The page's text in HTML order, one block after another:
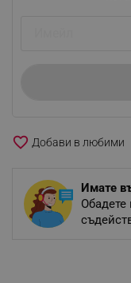
favorite_border
Имате
Обадете